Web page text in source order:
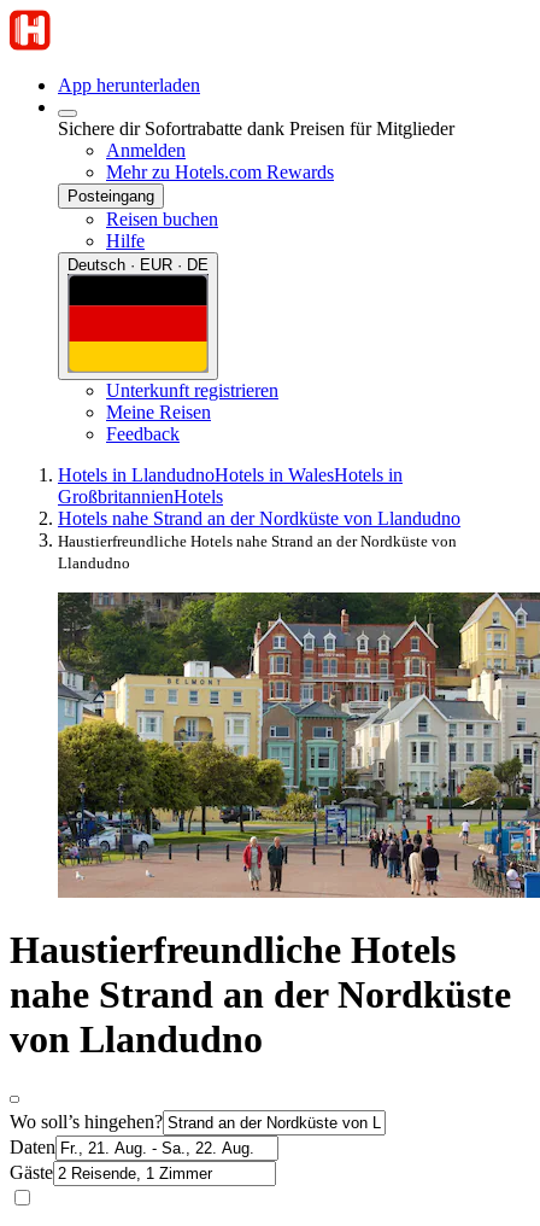
App herunterladen
Sichere dir Sofortrabatte dank Preisen für Mitglieder
Anmelden
Mehr zu Hotels.com Rewards
Posteingang
Reisen buchen
Hilfe
Deutsch · EUR · DE
Unterkunft registrieren
Meine Reisen
Feedback
Hotels in LlandudnoHotels in WalesHotels in
GroßbritannienHotels
Hotels nahe Strand an der Nordküste von Llandudno
Haustierfreundliche Hotels nahe Strand an der Nordküste von
Llandudno
Haustierfreundliche Hotels
nahe Strand an der Nordküste
von Llandudno
Wo soll’s hingehen?
Daten
Gäste